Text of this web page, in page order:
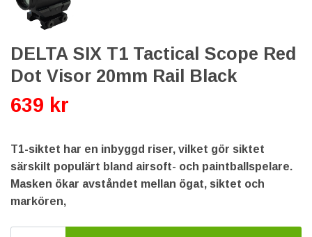
DELTA SIX T1 Tactical Scope Red
Dot Visor 20mm Rail Black
639 kr
T1-siktet har en inbyggd riser, vilket gör siktet
särskilt populärt bland airsoft- och paintballspelare.
Masken ökar avståndet mellan ögat, siktet och
markören,